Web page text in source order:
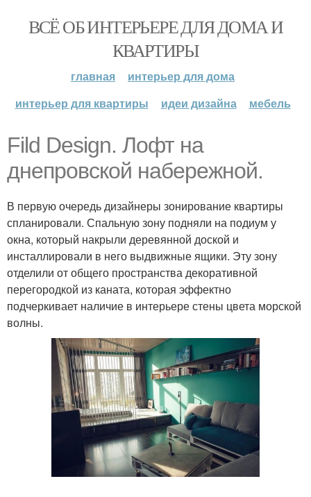
ВСЁ ОБ ИНТЕРЬЕРЕ ДЛЯ ДОМА И
КВАРТИРЫ
главная
интерьер для дома
интерьер для квартиры
идеи дизайна мебель
Fild Design. Лофт на
днепровской набережной.
В первую очередь дизайнеры зонирование квартиры
спланировали. Спальную зону подняли на подиум у
окна, который накрыли деревянной доской и
инсталлировали в него выдвижные ящики. Эту зону
отделили от общего пространства декоративной
перегородкой из каната, которая эффектно
подчеркивает наличие в интерьере стены цвета морской
волны.